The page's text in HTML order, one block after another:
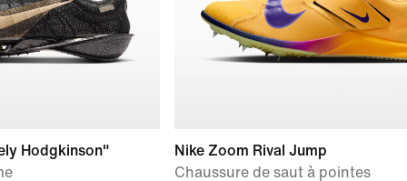
Hodgkinson"
Nike Zoom Rival Jump
Chaussure de saut à pointes